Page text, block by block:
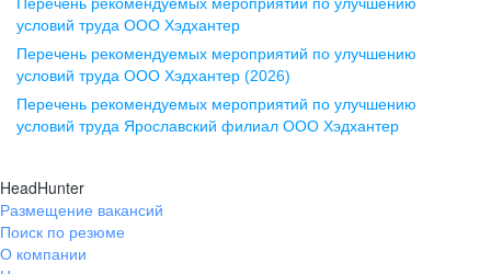
ул. Спартаковская, д. 2А, этаж 3,
помещение 15
+7 843 212-12-50
Екатеринбург
ул. Боевых Дружин, стр. 20,
условий труда ООО Хэдхантер
Перечень рекомендуемых мероприятий по улучшению
условий труда ООО Хэдхантер (2026)
Перечень рекомендуемых мероприятий по улучшению
условий труда Ярославский филиал ООО Хэдхантер
HeadHunter
Размещение вакансий
Поиск по резюме
О компании